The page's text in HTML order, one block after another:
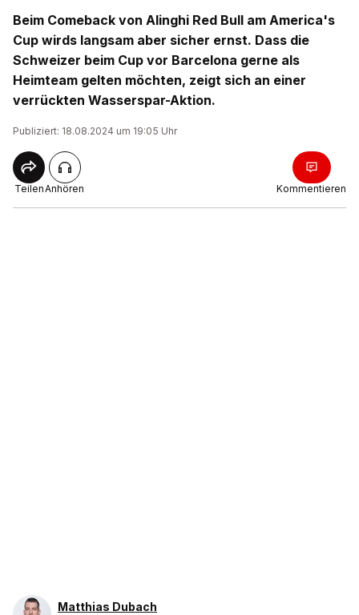
Beim Comeback von Alinghi Red Bull am America's
Cup wirds langsam aber sicher ernst. Dass die
Schweizer beim Cup vor Barcelona gerne als
Heimteam gelten möchten, zeigt sich an einer
verrückten Wasserspar-Aktion.
Publiziert: 18.08.2024 um 19:05 Uhr
TeilenAnhören Kommentieren
Matthias Dubach